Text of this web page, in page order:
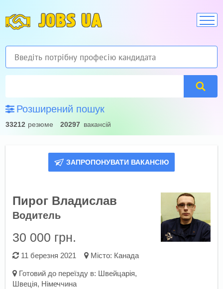
JOBS UA
Розширений пошук
33212 резюме 20297 вакансій
ЗАПРОПОНУВАТИ ВАКАНСІЮ
Пирог Владислав
Водитель
30 000 грн.
11 березня 2021 Місто: Канада
Готовий до переїзду в: Швейцарія,
Швеція, Німеччина